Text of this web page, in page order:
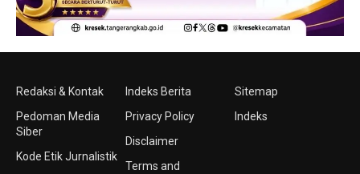
Redaksi & Kontak
Pedoman Media
Siber
Kode Etik Jurnalistik
Indeks Berita
Privacy Policy
Disclaimer
Terms and
Sitemap
Indeks